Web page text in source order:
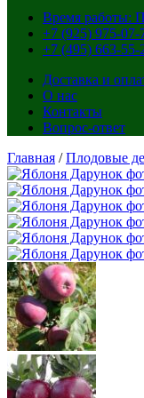
Время работы:
+7 (925) 975-07-
+7 (495) 663-55-
Доставка и
О нас
Контакты
Вопрос-ответ
Главная /Плодовые